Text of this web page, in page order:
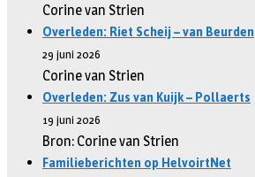
Corine van Strien
Overleden: Riet Scheij – van Beurden
29 juni 2026
Corine van Strien
Overleden: Zus van Kuijk – Pollaerts
19 juni 2026
Bron: Corine van Strien
Familieberichten op HelvoirtNet